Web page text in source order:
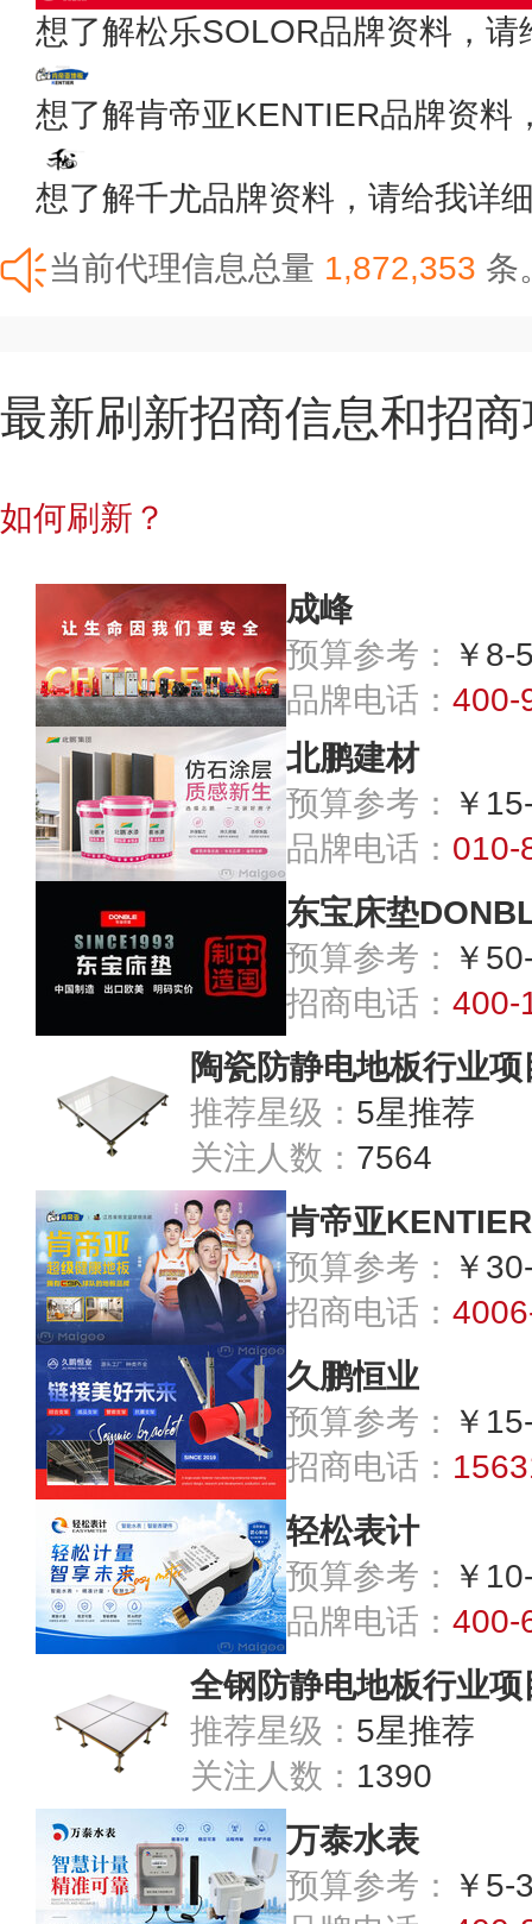
想了解松乐SOLOR品牌资料，请
想了解肯帝亚KENTIER品牌资料
想了解千尤品牌资料，请给我详
当前代理信息总量 1,872,353 条
最新刷新招商信息和招
如何刷新？
成峰
预算参考：
￥8-
品牌电话： 400-
北鹏建材
预算参考：
￥
品牌电话： 010-
东宝床垫
预算参考：
￥
招商电话： 400-
陶瓷防静电地板行业
推荐星级： 5星推荐
关注人数： 7564
肯帝亚KENTIER
预算参考：
￥
招商电话：
久鹏恒业
预算参考：
￥
招商电话：
轻松表计
预算参考：
￥
品牌电话： 400-
全钢防静电地板行业
推荐星级： 5星推荐
关注人数： 1390
万泰水表
预算参考：
￥5-